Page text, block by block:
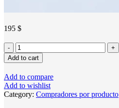
195 $
Lista
verificada
de
compradores
e
importadores
de
Add to cart
Add to compare
Add to wishlist
Category: Compradores por producto